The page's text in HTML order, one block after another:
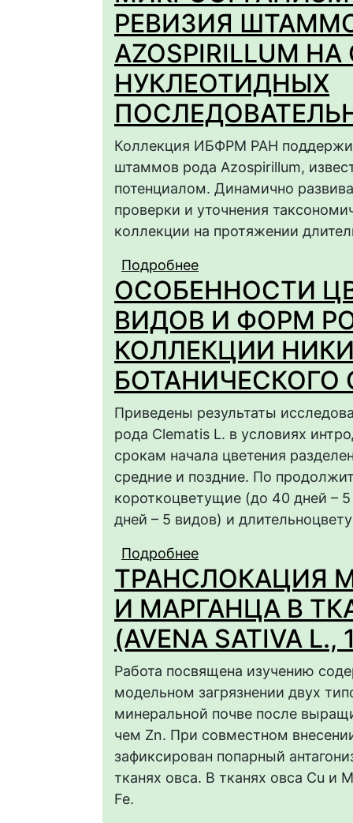
РЕВИЗИЯ
AZOSPIRILLUM
НУКЛЕОТИДНЫХ
Коллекция ИБФРМ РАН
штаммов рода Azospirillum,
потенциалом. Динамично
проверки и уточнения
коллекции на протяжении
Подробнее
РЕВИЗИЯ ШТАММОВ
АНАЛИЗА
рРНК
ОСОБЕННОСТИ
ВИДОВ И ФОРМ
КОЛЛЕКЦИИ
БОТАНИЧЕСКОГО
Приведены результаты
рода Clematis L. в условиях
срокам начала цветения
средние и поздние. По
короткоцветущие (до 40 дней –
дней – 5 видов) и
Подробнее
CLEMATIS L.
ТРАНСЛОКАЦИЯ
И МАРГАНЦА В
(AVENA SATIVA L.,
Работа посвящена изучению
модельном загрязнении двух
минеральной почве после
чем Zn. При совместном
зафиксирован попарный
тканях овса. В тканях овса Cu и
Fe.